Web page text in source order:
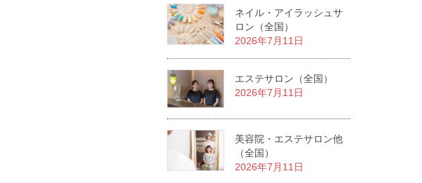
ネイル・アイラッシュサ
ロン（全国）
2026年7月11日
エステサロン（全国）
2026年7月11日
美容院・エステサロン他
（全国）
2026年7月11日